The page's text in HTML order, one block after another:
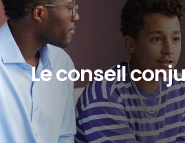
Le conseil